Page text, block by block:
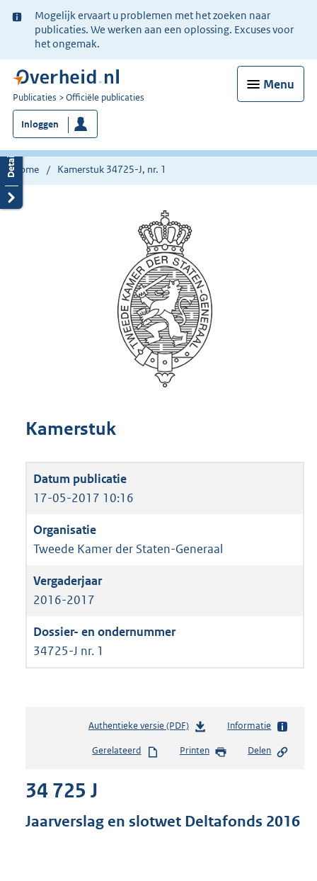
Ter
informatie:
Mogelijk ervaart u problemen met het zoeken naar
publicaties. We werken aan een oplossing. Excuses voor
het ongemak.
Menu
U
bent
nu
hier:
Publicaties Officiële publicaties
Inloggen
Home Kamerstuk 34725-J, nr. 1
Kamerstuk
17-05-2017 10:16
Tweede Kamer der Staten-Generaal
2016-2017
34725-J nr. 1
Authentieke versie (PDF)b
s
d
s
Informatie
Gerelateerd Printen Delen
34 725 J
Jaarverslag en slotwet Deltafonds 2016